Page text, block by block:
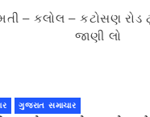
ગુજરાત સમાચાર